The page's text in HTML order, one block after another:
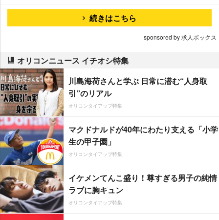
続きはこちら
sponsored by 求人ボックス
オリコンニュース イチオシ特集
川島海荷さんと学ぶ 日常に潜む“人身取
引”のリアル
オリコンタイアップ特集
マクドナルドが40年にわたり支える「小学
生の甲子園」
オリコンタイアップ特集
イケメンてんこ盛り！尊すぎる男子の純情
ラブに胸キュン
オリコンタイアップ特集